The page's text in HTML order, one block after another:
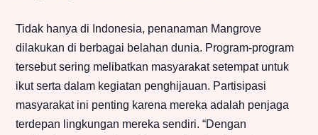
Tidak hanya di Indonesia, penanaman Mangrove
dilakukan di berbagai belahan dunia. Program-program
tersebut sering melibatkan masyarakat setempat untuk
ikut serta dalam kegiatan penghijauan. Partisipasi
masyarakat ini penting karena mereka adalah penjaga
terdepan lingkungan mereka sendiri. “Dengan